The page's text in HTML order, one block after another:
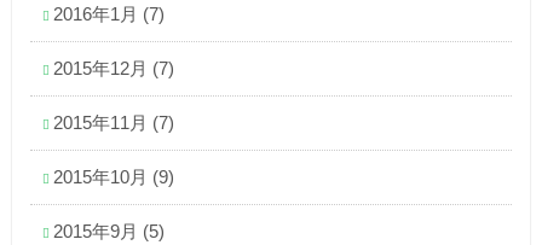
2016年1月 (7)
2015年12月 (7)
2015年11月 (7)
2015年10月 (9)
2015年9月 (5)